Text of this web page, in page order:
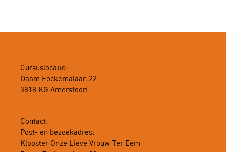
Cursuslocatie:
Daam Fockemalaan 22
3818 KG Amersfoort
Contact:
Post- en bezoekadres:
Klooster Onze Lieve Vrouw Ter Eem